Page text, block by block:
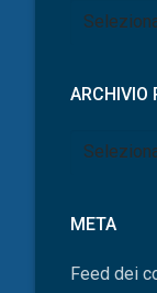
Archivio
ARCHIVIO
Archivio
META
Feed dei